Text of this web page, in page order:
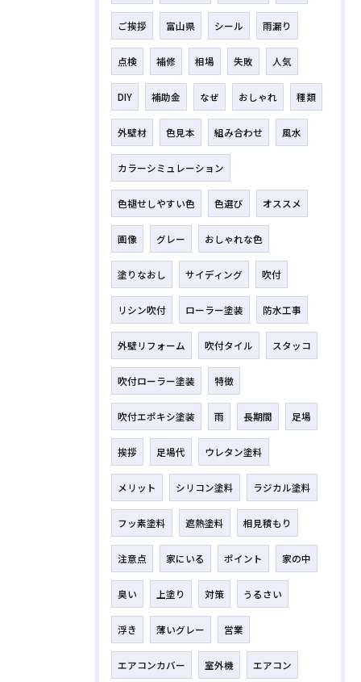
ご挨拶 富山県 シール 雨漏り
点検 補修 相場 失敗 人気
DIY 補助金 なぜ おしゃれ 種類
外壁材 色見本 組み合わせ 風水
カラーシミュレーション
色褪せしやすい色 色選び オススメ
画像 グレー おしゃれな色
塗りなおし サイディング 吹付
リシン吹付 ローラー塗装 防水工事
外壁リフォーム 吹付タイル スタッコ
吹付ローラー塗装 特徴
吹付エポキシ塗装 雨 長期間 足場
挨拶 足場代 ウレタン塗料
メリット シリコン塗料 ラジカル塗料
フッ素塗料 遮熱塗料 相見積もり
注意点 家にいる ポイント 家の中
臭い 上塗り 対策 うるさい
浮き 薄いグレー 営業
エアコンカバー 室外機 エアコン